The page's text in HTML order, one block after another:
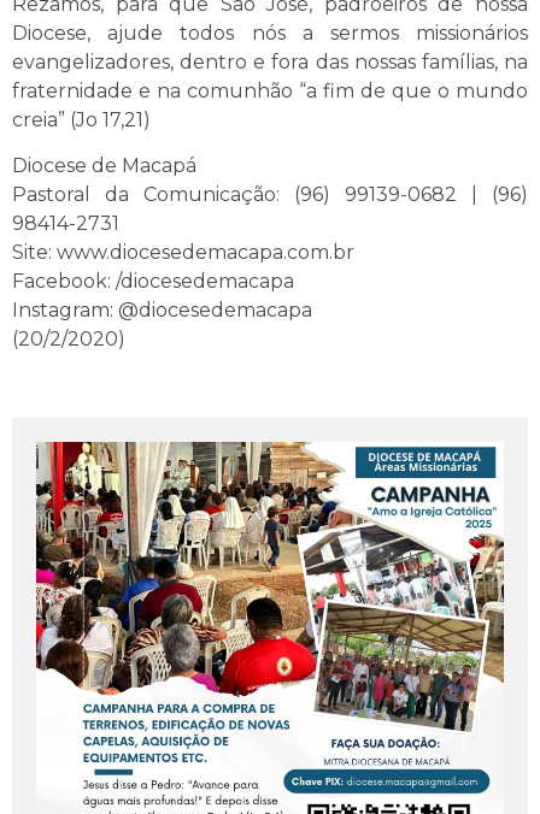
Diocese, ajude todos nós a sermos missionários
evangelizadores, dentro e fora das nossas famílias, na
fraternidade e na comunhão “a fim de que o mundo
creia” (Jo 17,21)
Diocese de Macapá
Pastoral da Comunicação: (96) 99139-0682 | (96)
98414-2731
Site: www.diocesedemacapa.com.br
Facebook: /diocesedemacapa
Instagram: @diocesedemacapa
(20/2/2020)